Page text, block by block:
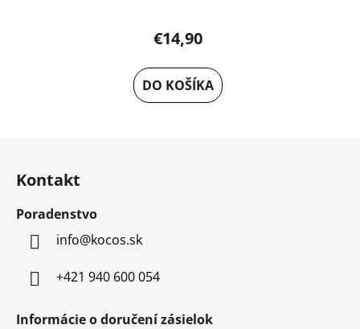
€14,90
DO KOŠÍKA
Kontakt
Poradenstvo
info@kocos.sk
+421 940 600 054
Informácie o doručení zásielok